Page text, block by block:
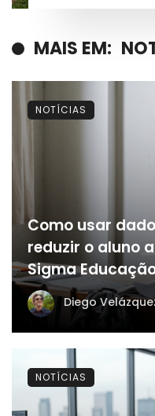
MAIS EM:
Como usar
reduzir o aluno
Sigma
Diego
NOTÍCIAS
NOTÍCIAS